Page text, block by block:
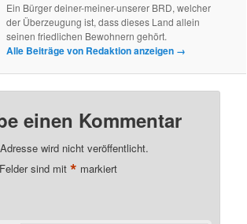
Ein Bürger deiner-meiner-unserer BRD, welcher
der Überzeugung ist, dass dieses Land allein
seinen friedlichen Bewohnern gehört.
Alle Beiträge von Redaktion anzeigen →
einen Kommentar
wird nicht veröffentlicht.
sind mit* markiert